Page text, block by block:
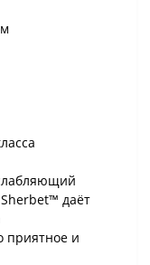
даёт
приятное и